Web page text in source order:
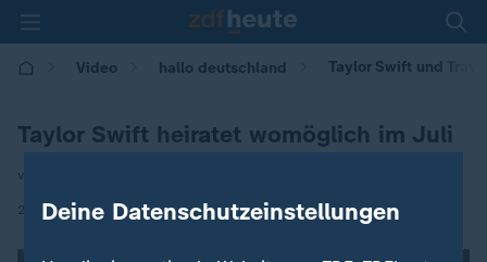
Video hallo deutschland Taylor Swift und
Taylor Swift heiratet womöglich im Juli
von Christina Esselborn
26.06.2026 | 16:19
Deine Datenschutzeinstellungen